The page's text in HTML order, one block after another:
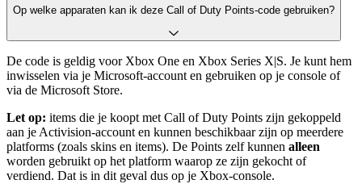
Op welke apparaten kan ik deze Call of Duty Points-code gebruiken?
De code is geldig voor Xbox One en Xbox Series X|S. Je kunt hem
inwisselen via je Microsoft-account en gebruiken op je console of
via de Microsoft Store.
Let op: items die je koopt met Call of Duty Points zijn gekoppeld
aan je Activision-account en kunnen beschikbaar zijn op meerdere
platforms (zoals skins en items). De Points zelf kunnen alleen
worden gebruikt op het platform waarop ze zijn gekocht of
verdiend. Dat is in dit geval dus op je Xbox-console.